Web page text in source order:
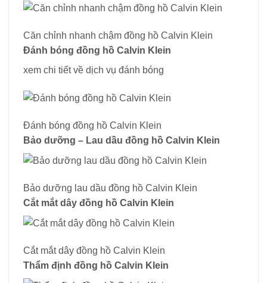
Căn chỉnh nhanh chậm đồng hồ Calvin Klein
Đánh bóng đồng hồ Calvin Klein
xem chi tiết về dịch vụ đánh bóng
Đánh bóng đồng hồ Calvin Klein
Bảo dưỡng – Lau dầu đồng hồ Calvin Klein
Bảo dưỡng lau dầu đồng hồ Calvin Klein
Cắt mắt dây đồng hồ Calvin Klein
Cắt mắt dây đồng hồ Calvin Klein
Thẩm định đồng hồ Calvin Klein